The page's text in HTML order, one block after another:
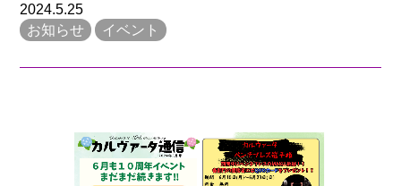
2024.5.25
お知らせ
イベント